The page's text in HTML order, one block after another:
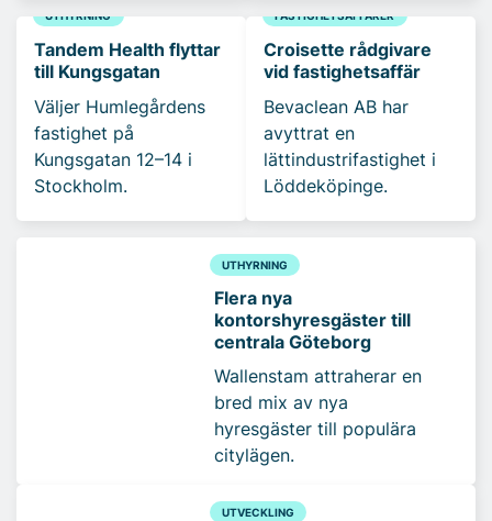
UTHYRNING
Tandem Health flyttar
till Kungsgatan
Väljer Humlegårdens
fastighet på
Kungsgatan 12–14 i
Stockholm.
FASTIGHETSAFFÄRER
Croisette rådgivare
vid fastighetsaffär
Bevaclean AB har
avyttrat en
lättindustrifastighet i
Löddeköpinge.
UTHYRNING
Flera nya
kontorshyresgäster till
centrala Göteborg
Wallenstam attraherar en
bred mix av nya
hyresgäster till populära
citylägen.
UTVECKLING